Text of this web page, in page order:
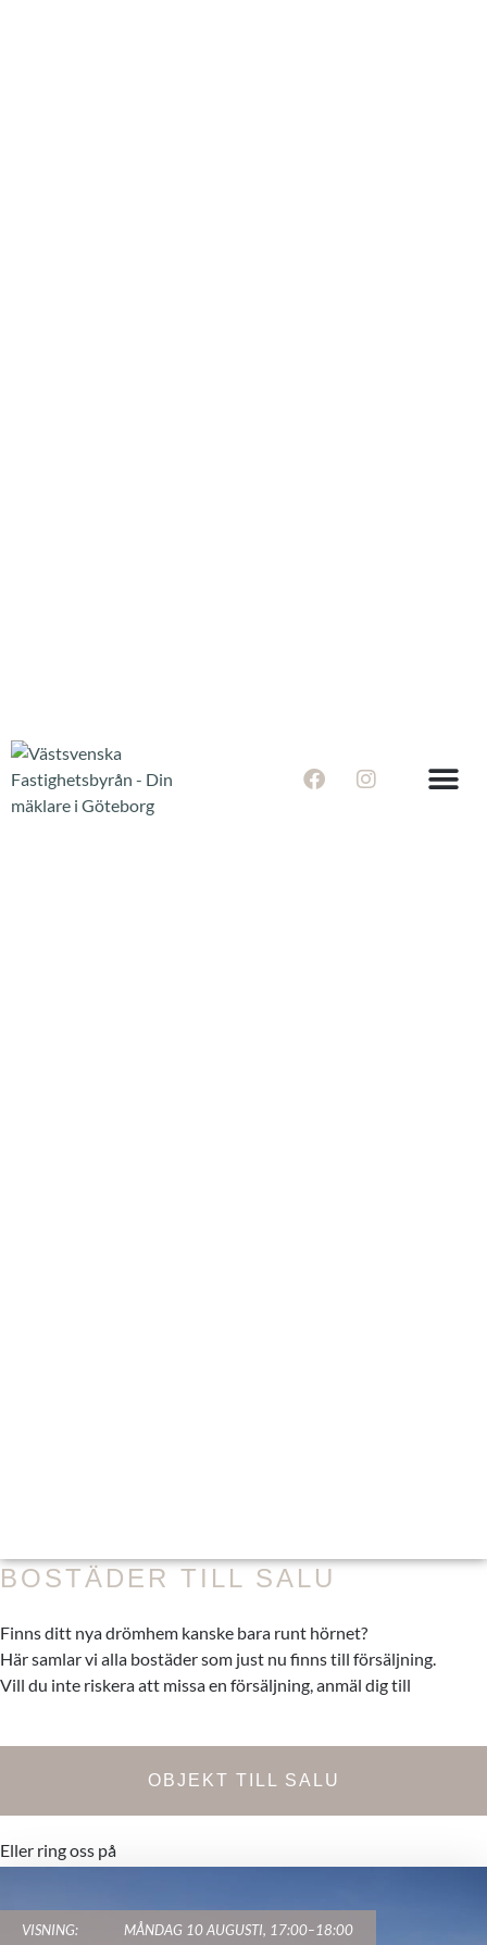
BOSTÄDER TILL SALU
Finns ditt nya drömhem kanske bara runt hörnet?
Här samlar vi alla bostäder som just nu finns till försäljning.
Vill du inte riskera att missa en försäljning, anmäl dig till
OBJEKT TILL SALU
Eller ring oss på
VISNING: MÅNDAG 10 AUGUSTI, 17:00–18:00